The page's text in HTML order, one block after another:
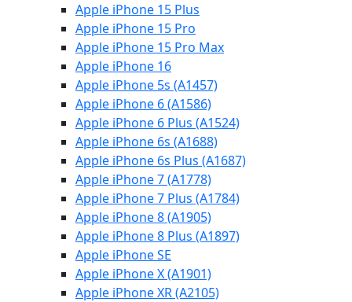
Apple iPhone 15 Plus
Apple iPhone 15 Pro
Apple iPhone 15 Pro Max
Apple iPhone 16
Apple iPhone 5s (A1457)
Apple iPhone 6 (A1586)
Apple iPhone 6 Plus (A1524)
Apple iPhone 6s (A1688)
Apple iPhone 6s Plus (A1687)
Apple iPhone 7 (A1778)
Apple iPhone 7 Plus (A1784)
Apple iPhone 8 (A1905)
Apple iPhone 8 Plus (A1897)
Apple iPhone SE
Apple iPhone X (A1901)
Apple iPhone XR (A2105)